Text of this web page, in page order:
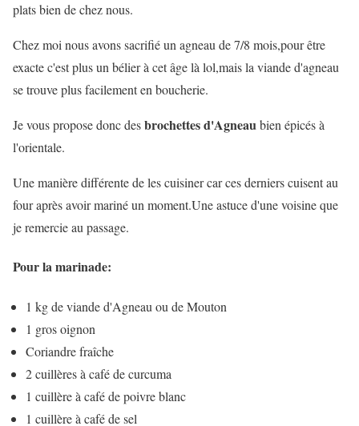
plats bien de chez nous.
Chez moi nous avons sacrifié un agneau de 7/8 mois,pour être
exacte c'est plus un bélier à cet âge là lol,mais la viande d'agneau
se trouve plus facilement en boucherie.
Je vous propose donc desbrochettes d'Agneaubien épicés à
l'orientale.
Une manière différente de les cuisiner car ces derniers cuisent au
four après avoir mariné un moment.Une astuce d'une voisine que
je remercie au passage.
Pour la marinade:
1 kg de viande d'Agneau ou de Mouton
1 gros oignon
Coriandre fraîche
2 cuillères à café de curcuma
1 cuillère à café de poivre blanc
1 cuillère à café de sel